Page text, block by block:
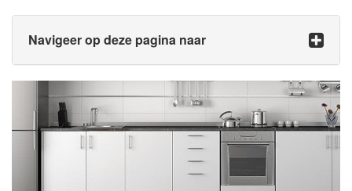
Navigeer op deze pagina naar